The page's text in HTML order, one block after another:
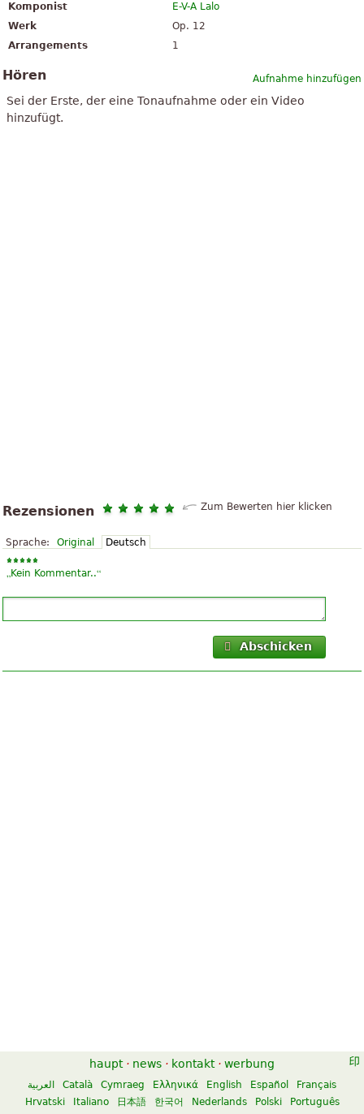
Komponist
E-V-A Lalo
Werk
Op. 12
Arrangements
1
Aufnahme hinzufügen
Hören
Sei der Erste, der eine Tonaufnahme oder ein Video
hinzufügt.
Rezensionen Zum Bewerten hier klicken
Sprache: Original Deutsch
„Kein Kommentar..“
Abschicken
haupt · news · kontakt · werbung
العربية Català Cymraeg Ελληνικά English Español
Français
Hrvatski
Italiano 日本語 한국어 Nederlands Polski
Português